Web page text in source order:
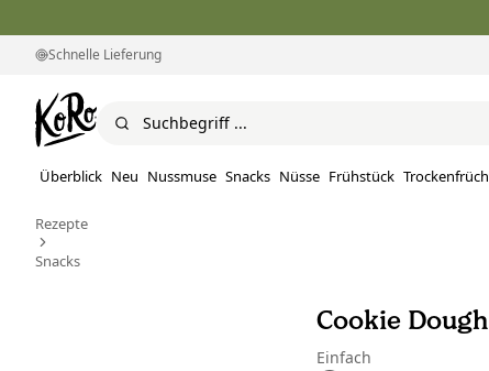
Schnelle Lieferung
Überblick Neu Nussmuse Snacks Nüsse Frühstück
Rezepte
Snacks
Cookie Dough
Einfach